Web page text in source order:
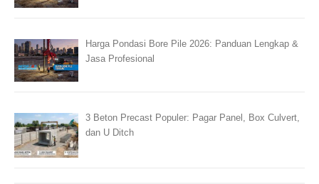
Harga Pondasi Bore Pile 2026: Panduan Lengkap &
Jasa Profesional
3 Beton Precast Populer: Pagar Panel, Box Culvert,
dan U Ditch